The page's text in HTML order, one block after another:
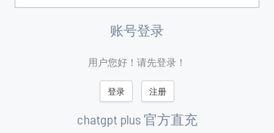
账号登录
用户您好！请先登录！
登录 注册
chatgpt plus 官方直充